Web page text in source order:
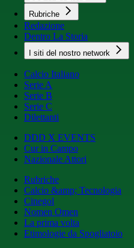
Rubriche
Redazione
Dentro La Storia
I siti del nostro network
Calcio Italiano
Serie A
Serie B
Serie C
Dilettanti
DDD X EVENTS
Cur in Campo
Nazionale Attori
Rubriche
Calcio &amp; Tecnologia
Cinegol
Nomen Omen
La prima volta
Etimologie da Spogliatoio